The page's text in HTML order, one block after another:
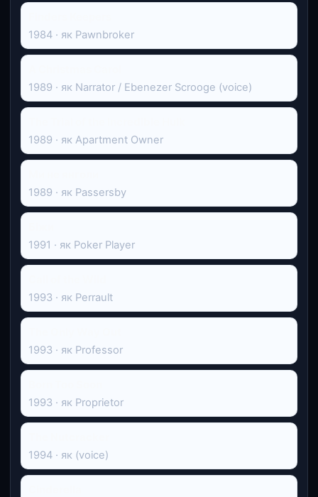
1984 · як Pawnbroker
1989 · як Narrator / Ebenezer Scrooge (voice)
1989 · як Apartment Owner
1989 · як Passersby
1991 · як Poker Player
1993 · як Perrault
1993 · як Professor
1993 · як Proprietor
1994 · як (voice)